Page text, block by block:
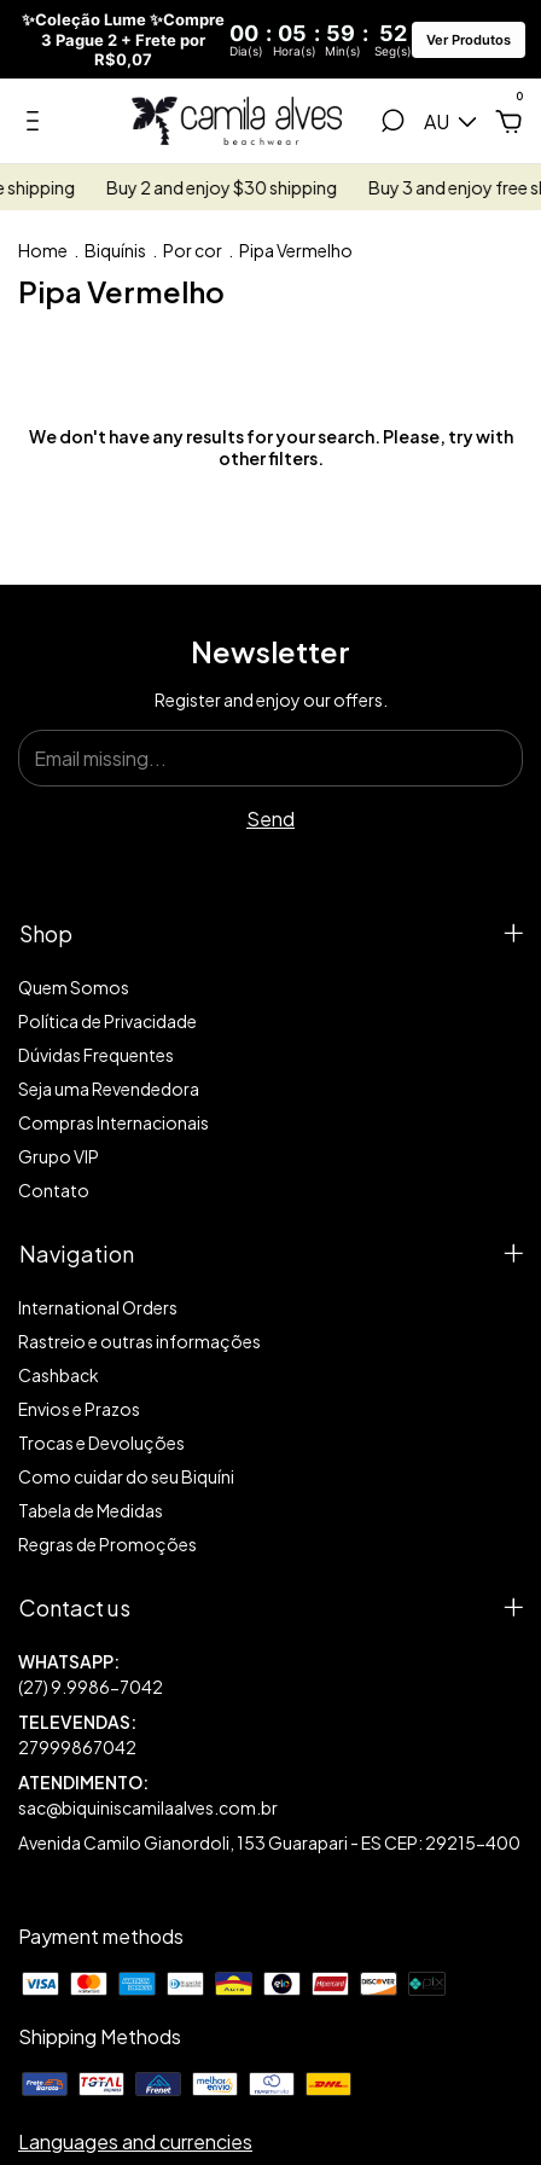
✨Coleção Lume ✨Compre
3 Pague 2 + Frete por
R$0,07
00 : 05 : 59 : 52
Dia(s) Hora(s) Min(s) Seg(s)
Ver Produtos
AU
0
shipping Buy 2 and enjoy $30 shipping Buy 3 and enjoy free
Home Biquínis Por cor Pipa Vermelho
Pipa Vermelho
We don't have any results for your search. Please, try with
other filters.
Newsletter
Register and enjoy our offers.
Shop
Quem Somos
Política de Privacidade
Dúvidas Frequentes
Seja uma Revendedora
Compras Internacionais
Grupo VIP
Contato
Navigation
International Orders
Rastreio e outras informações
Cashback
Envios e Prazos
Trocas e Devoluções
Como cuidar do seu Biquíni
Tabela de Medidas
Regras de Promoções
Contact us
27999867042
sac@biquiniscamilaalves.com.br
Avenida Camilo Gianordoli, 153 Guarapari - ES CEP: 29215-400
Payment methods
Shipping Methods
Languages and currencies